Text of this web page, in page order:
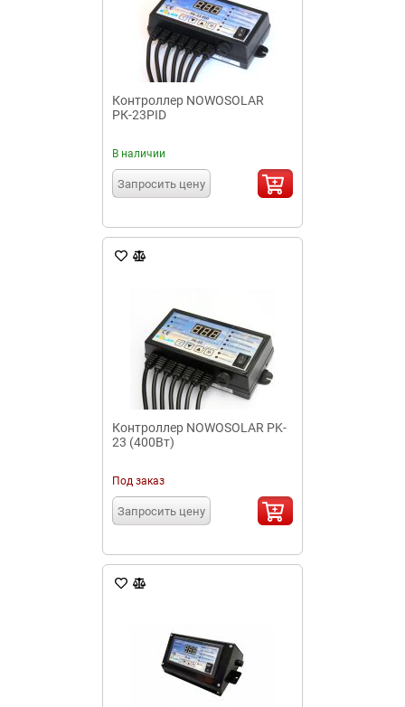
Контроллер NOWOSOLAR
РК-23PID
В наличии
Запросить цену
Контроллер NOWOSOLAR PK-
23 (400Вт)
Под заказ
Запросить цену